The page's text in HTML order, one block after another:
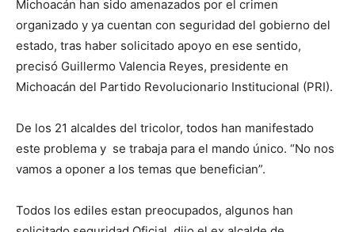
Michoacán han sido amenazados por el crimen
organizado y ya cuentan con seguridad del gobierno del
estado, tras haber solicitado apoyo en ese sentido,
precisó Guillermo Valencia Reyes, presidente en
Michoacán del Partido Revolucionario Institucional (PRI).
De los 21 alcaldes del tricolor, todos han manifestado
este problema y se trabaja para el mando único. “No nos
vamos a oponer a los temas que benefician”.
Todos los ediles estan preocupados, algunos han